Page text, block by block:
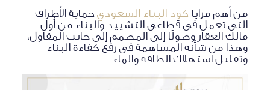
من أهم مزايا كود البناء السعوديحماية الأطراف
التي تعمل في قطاعي التشييد والبناء من أول
مالك العقار وصولًا إلى المصمم إلى جانب المقاول،
وهذا من شأنه المساهمة في رفع كفاءة البناء
وتقليل استهلاك الطاقة والماء